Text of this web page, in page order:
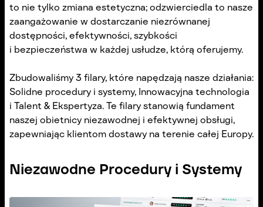
to nie tylko zmiana estetyczna; odzwierciedla to nasze
zaangażowanie w dostarczanie niezrównanej
dostępności, efektywności, szybkości
i bezpieczeństwa w każdej usłudze, którą oferujemy.
Zbudowaliśmy 3 filary, które napędzają nasze działania:
Solidne procedury i systemy, Innowacyjna technologia
i Talent & Ekspertyza. Te filary stanowią fundament
naszej obietnicy niezawodnej i efektywnej obsługi,
zapewniając klientom dostawy na terenie całej Europy.
Niezawodne Procedury i Systemy